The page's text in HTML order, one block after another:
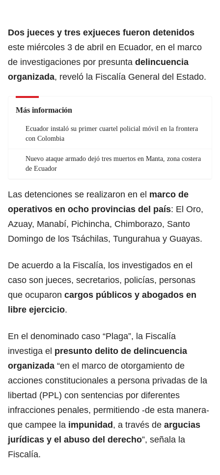
Dos jueces y tres exjueces fueron detenidos
este miércoles 3 de abril en Ecuador, en el marco
de investigaciones por presunta delincuencia
organizada, reveló la Fiscalía General del Estado.
Más información
Ecuador instaló su primer cuartel policial móvil en la frontera
con Colombia
Nuevo ataque armado dejó tres muertos en Manta, zona costera
de Ecuador
Las detenciones se realizaron en el marco de
operativos en ocho provincias del país: El Oro,
Azuay, Manabí, Pichincha, Chimborazo, Santo
Domingo de los Tsáchilas, Tungurahua y Guayas.
De acuerdo a la Fiscalía, los investigados en el
caso son jueces, secretarios, policías, personas
que ocuparon cargos públicos y abogados en
libre ejercicio.
En el denominado caso “Plaga”, la Fiscalía
investiga el presunto delito de delincuencia
organizada “en el marco de otorgamiento de
acciones constitucionales a persona privadas de la
libertad (PPL) con sentencias por diferentes
infracciones penales, permitiendo -de esta manera-
que campee la impunidad, a través de argucias
jurídicas y el abuso del derecho”, señala la
Fiscalía.